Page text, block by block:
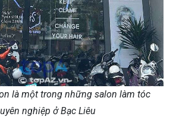
là một trong những salon làm tóc
nghiệp ở Bạc Liêu